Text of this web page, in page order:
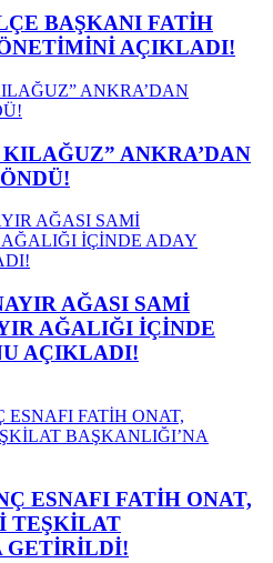
BAŞKANI FATİH
AÇIKLADI!
ANKRA’DAN
AĞASI SAMİ
AĞALIĞI İÇİNDE
AÇIKLADI!
ESNAFI FATİH ONAT,
TEŞKİLAT
GETİRİLDİ!